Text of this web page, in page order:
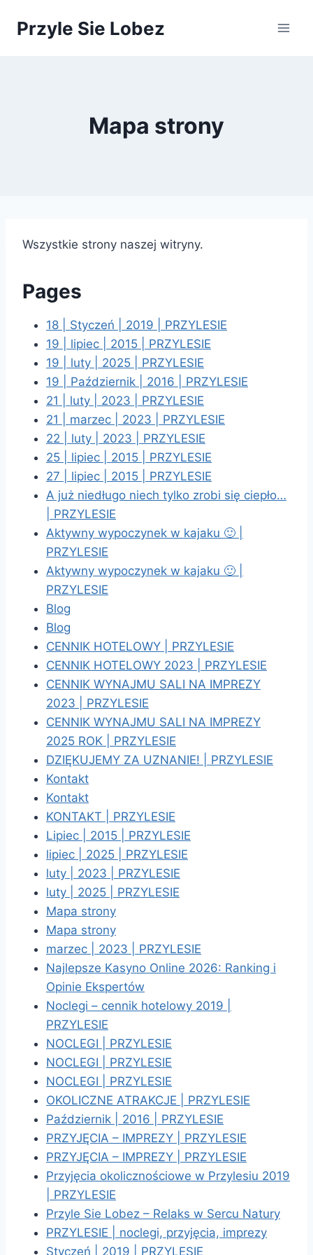
Przyle Sie Lobez
Mapa strony
Wszystkie strony naszej witryny.
Pages
18 | Styczeń | 2019 | PRZYLESIE
19 | lipiec | 2015 | PRZYLESIE
19 | luty | 2025 | PRZYLESIE
19 | Październik | 2016 | PRZYLESIE
21 | luty | 2023 | PRZYLESIE
21 | marzec | 2023 | PRZYLESIE
22 | luty | 2023 | PRZYLESIE
25 | lipiec | 2015 | PRZYLESIE
27 | lipiec | 2015 | PRZYLESIE
A już niedługo niech tylko zrobi się ciepło…
| PRZYLESIE
Aktywny wypoczynek w kajaku 🙂 |
PRZYLESIE
Aktywny wypoczynek w kajaku 🙂 |
PRZYLESIE
Blog
Blog
CENNIK HOTELOWY | PRZYLESIE
CENNIK HOTELOWY 2023 | PRZYLESIE
CENNIK WYNAJMU SALI NA IMPREZY
2023 | PRZYLESIE
CENNIK WYNAJMU SALI NA IMPREZY
2025 ROK | PRZYLESIE
DZIĘKUJEMY ZA UZNANIE! | PRZYLESIE
Kontakt
Kontakt
KONTAKT | PRZYLESIE
Lipiec | 2015 | PRZYLESIE
lipiec | 2025 | PRZYLESIE
luty | 2023 | PRZYLESIE
luty | 2025 | PRZYLESIE
Mapa strony
Mapa strony
marzec | 2023 | PRZYLESIE
Najlepsze Kasyno Online 2026: Ranking i
Opinie Ekspertów
Noclegi – cennik hotelowy 2019 |
PRZYLESIE
NOCLEGI | PRZYLESIE
NOCLEGI | PRZYLESIE
NOCLEGI | PRZYLESIE
OKOLICZNE ATRAKCJE | PRZYLESIE
Październik | 2016 | PRZYLESIE
PRZYJĘCIA – IMPREZY | PRZYLESIE
PRZYJĘCIA – IMPREZY | PRZYLESIE
Przyjęcia okolicznościowe w Przylesiu 2019
| PRZYLESIE
Przyle Sie Lobez – Relaks w Sercu Natury
PRZYLESIE | noclegi, przyjęcia, imprezy
Styczeń | 2019 | PRZYLESIE